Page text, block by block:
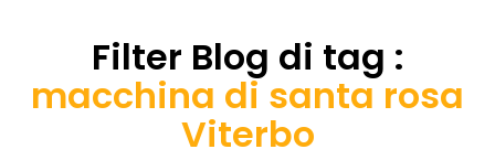
Filter Blog di tag :
macchina di santa rosa
Viterbo